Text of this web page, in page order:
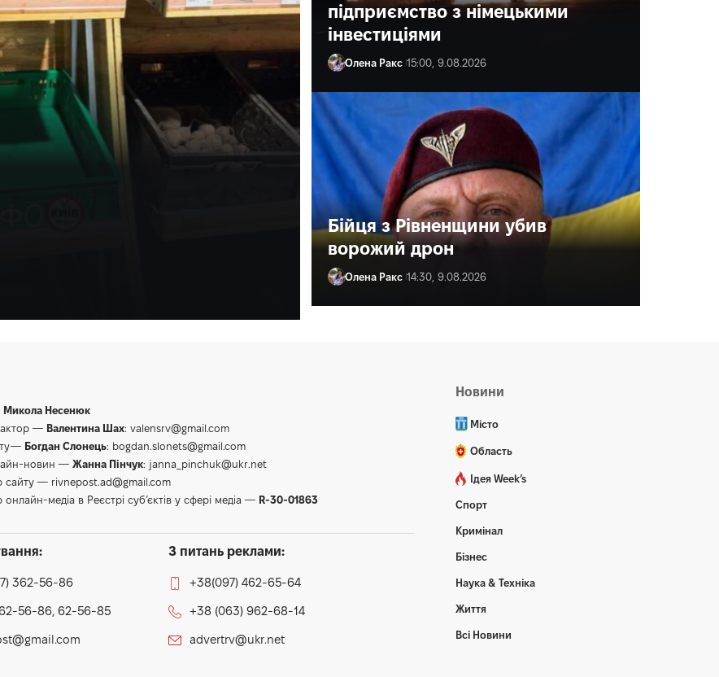
підприємство з німецькими
інвестиціями
Олена Ракс 15:00, 9.08.2026
Бійця з Рівненщини убив
ворожий дрон
Олена Ракс 14:30, 9.08.2026
Микола Несенюк
— Валентина Шах: valensrv@gmail.com
Богдан Слонець: bogdan.slonets@gmail.com
новин — Жанна Пінчук: janna_pinchuk@ukr.net
сайту — rivnepost.ad@gmail.com
онлайн-медіа в Реєстрі суб’єктів у сфері медіа — R-30-01863
362-56-86
56-86, 62-56-85
З питань реклами:
+38(097) 462-65-64
+38 (063) 962-68-14
advertrv@ukr.net
Новини
Місто
Область
Ідея Week’s
Спорт
Кримінал
Бізнес
Наука & Техніка
Життя
Всі Новини